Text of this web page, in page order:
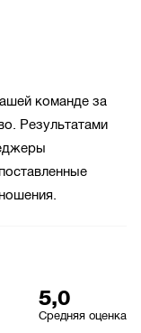
команде за
Результатами
5,0
Средняя оценка